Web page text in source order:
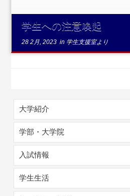
学生への注意喚起
28 2月, 2023 in 学生支援室より
大学紹介
学部・大学院
入試情報
学生生活